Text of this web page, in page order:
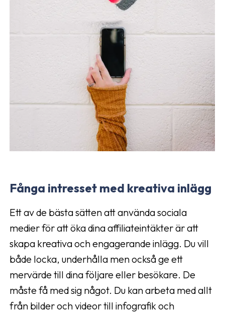
Fånga intresset med kreativa inlägg
Ett av de bästa sätten att använda sociala
medier för att öka dina affiliateintäkter är att
skapa kreativa och engagerande inlägg. Du vill
både locka, underhålla men också ge ett
mervärde till dina följare eller besökare. De
måste få med sig något. Du kan arbeta med allt
från bilder och videor till infografik och